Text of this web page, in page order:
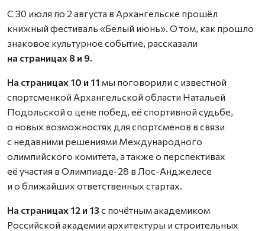
С 30 июля по 2 августа в Архангельске прошёл
книжный фестиваль «Белый июнь». О том, как прошло
знаковое культурное событие, рассказали
на страницах 8 и 9.
На страницах 10 и 11 мы поговорили с известной
спортсменкой Архангельской области Натальей
Подольской о цене побед, её спортивной судьбе,
о новых возможностях для спортсменов в связи
с недавними решениями Международного
олимпийского комитета, а также о перспективах
её участия в Олимпиаде-28 в Лос-Анджелесе
и о ближайших ответственных стартах.
На страницах 12 и 13 с почётным академиком
Российской академии архитектуры и строительных